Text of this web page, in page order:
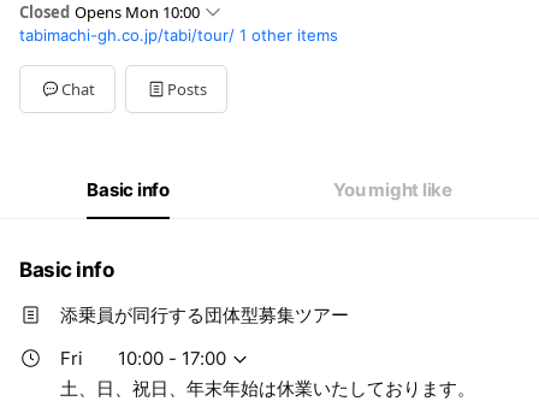
Closed Opens Mon 10:00
SunClosed
Mon10:00 - 17:00
Tue10:00 - 17:00
Wed10:00 - 17:00
土、日、祝日、年末年始は休業いたしております。
tabimachi-gh.co.jp/tabi/tour/ 1 other items
Chat Posts
Basic info You might like
Basic info
添乗員が同行する団体型募集ツアー
Fri
10:00 - 17:00
土、日、祝日、年末年始は休業いたしております。